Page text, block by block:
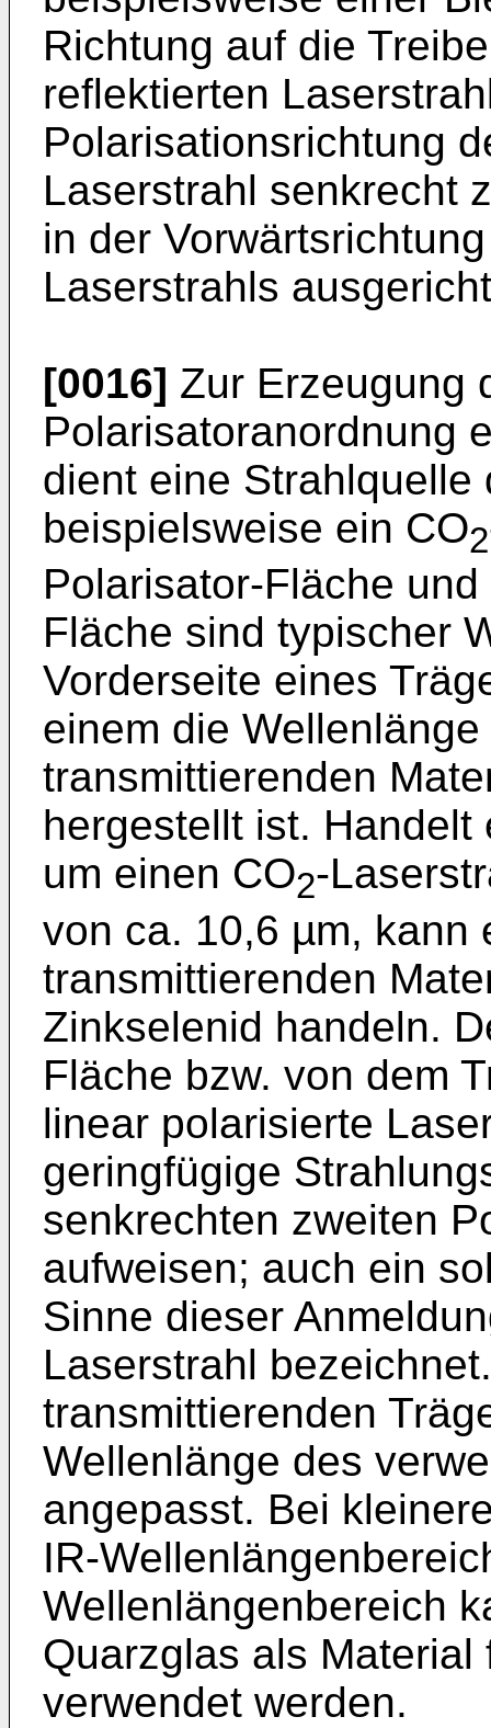
Richtung auf die
reflektierten
Polarisationsrichtung
Laserstrahl senkrecht
in der
Laserstrahls
[0016] Zur Erzeugung
Polarisatoranordnung
dient eine Strahlquelle
beispielsweise ein CO2
Polarisator-Fläche
Fläche sind typischer
Vorderseite eines
einem die
transmittierenden
hergestellt ist.
um einen CO2-
von ca. 10,6 µm, kann
transmittierenden
Zinkselenid handeln.
Fläche bzw. von dem
linear polarisierte
geringfügige
senkrechten zweiten
aufweisen; auch ein
Sinne dieser
Laserstrahl
transmittierenden
Wellenlänge des
angepasst. Bei
IR-
Wellenlängenbereich
Quarzglas als
verwendet werden.